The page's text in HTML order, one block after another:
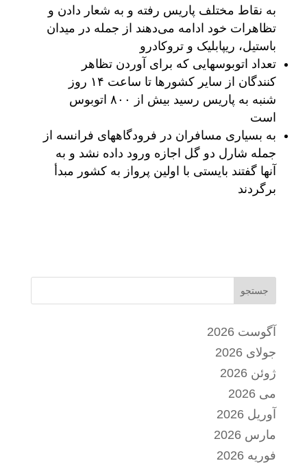
به نقاط مختلف پاریس رفته و به شعار دادن و
تظاهرات خود ادامه می‌دهند از جمله در میدان
باستیل، ریپابلیک و تروکادرو
تعداد اتوبوسهایی که برای آوردن تظاهر
کنندگان از سایر کشورها تا ساعت ۱۴ روز
شنبه به پاریس رسید بیش از ۸۰۰ اتوبوس
است
به بسیاری مسافران در فرودگاههای فرانسه از
جمله شارل دو گل اجازه ورود داده نشد و به
آنها گفتند بایستی با اولین پرواز به کشور مبدأ
برگردند
جستجو
آگوست 2026
جولای 2026
ژوئن 2026
می 2026
آوریل 2026
مارس 2026
فوریه 2026